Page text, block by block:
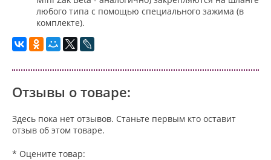
любого типа с помощью специального зажима (в
комплекте).
Отзывы о товаре:
Здесь пока нет отзывов. Станьте первым кто оставит
отзыв об этом товаре.
* Оцените товар: